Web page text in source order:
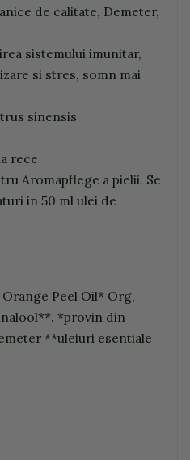
de calitate, Demeter,
sistemului imunitar,
si stres, somn mai
sinensis
rece
Aromapflege a pielii. Se
in 50 ml ulei de
Peel Oil* Org,
*provin din
**uleiuri esentiale